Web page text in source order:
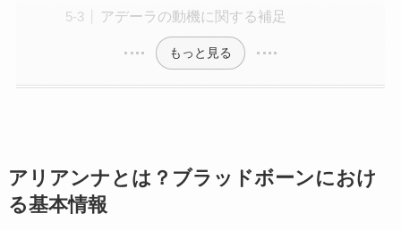
アデーラの動機に関する補足
もっと見る
アリアンナとは？ブラッドボーンにおけ
る基本情報